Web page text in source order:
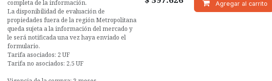
completa de la información.
La disponibilidad de evaluación de
propiedades fuera de la región Metropolitana
queda sujeta a la información del mercado y
le será notificada una vez haya enviado el
formulario.
Tarifa asociados: 2 UF
Tarifa no asociados: 2,5 UF
Agregar al carrito